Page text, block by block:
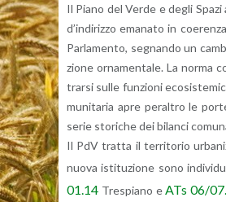
Il Piano del Verde e degli
d’in­di­riz­zo ema­na­to in
Par­la­men­to, se­gnan­do un
zio­ne or­na­men­ta­le. La norma
trar­si sulle fun­zio­ni
mu­ni­ta­ria apre pe­ral­tro le
serie sto­ri­che dei bi­lan­ci
Il PdV trat­ta il ter­ri­to­rio
nuova isti­tu­zio­ne sono
01.14 Tre­spia­no eATs 06/